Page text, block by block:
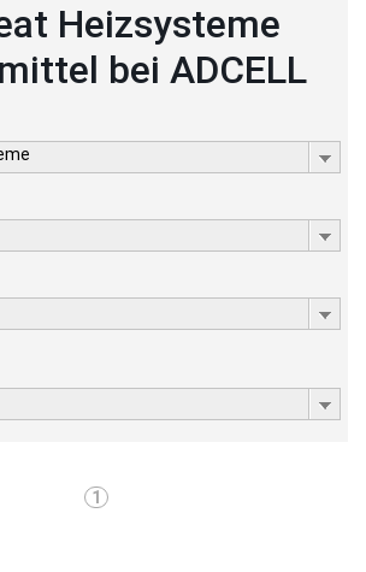
Heizsysteme
bei ADCELL
1